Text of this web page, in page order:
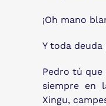
¡Oh mano
Y toda deuda
Pedro tú
siempre en
Xingu,